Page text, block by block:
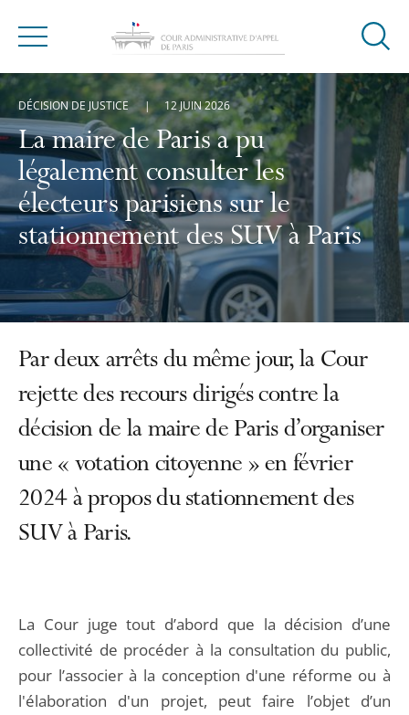
Menu
Ouvrir
de
La maire de Paris a pu
légalement consulter les
électeurs parisiens sur le
stationnement des SUV à Paris
DÉCISION DE JUSTICE 12 JUIN 2026
Par deux arrêts du même jour, la Cour
rejette des recours dirigés contre la
décision de la maire de Paris d’organiser
une « votation citoyenne » en février
2024 à propos du stationnement des
SUV à Paris.
La Cour juge tout d’abord que la décision d’une
collectivité de procéder à la consultation du public,
pour l’associer à la conception d'une réforme ou à
l'élaboration d'un projet, peut faire l’objet d’un